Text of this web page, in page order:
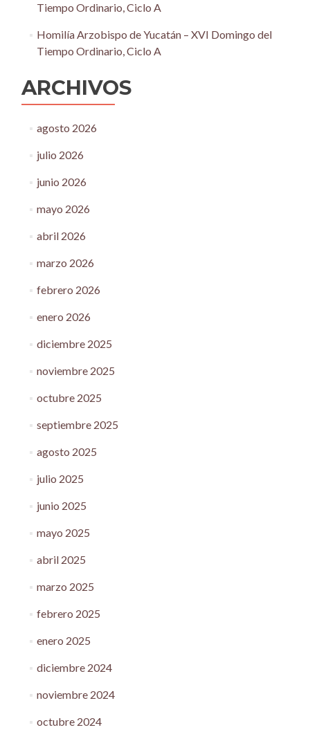
Tiempo Ordinario, Ciclo A
Homilía Arzobispo de Yucatán – XVI Domingo del
Tiempo Ordinario, Ciclo A
ARCHIVOS
agosto 2026
julio 2026
junio 2026
mayo 2026
abril 2026
marzo 2026
febrero 2026
enero 2026
diciembre 2025
noviembre 2025
octubre 2025
septiembre 2025
agosto 2025
julio 2025
junio 2025
mayo 2025
abril 2025
marzo 2025
febrero 2025
enero 2025
diciembre 2024
noviembre 2024
octubre 2024